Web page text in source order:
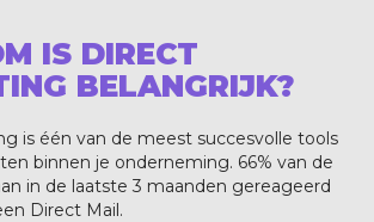
IS DIRECT
BELANGRIJK?
is één van de meest succesvolle tools
binnen je onderneming. 66% van de
in de laatste 3 maanden gereageerd
Direct Mail.